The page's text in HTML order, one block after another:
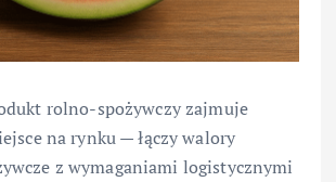
rolno-spożywczy zajmuje
na rynku — łączy walory
z wymaganiami logistycznymi